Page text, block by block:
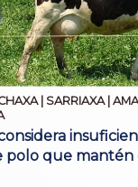
| SARRIAXA |
polo que mantén